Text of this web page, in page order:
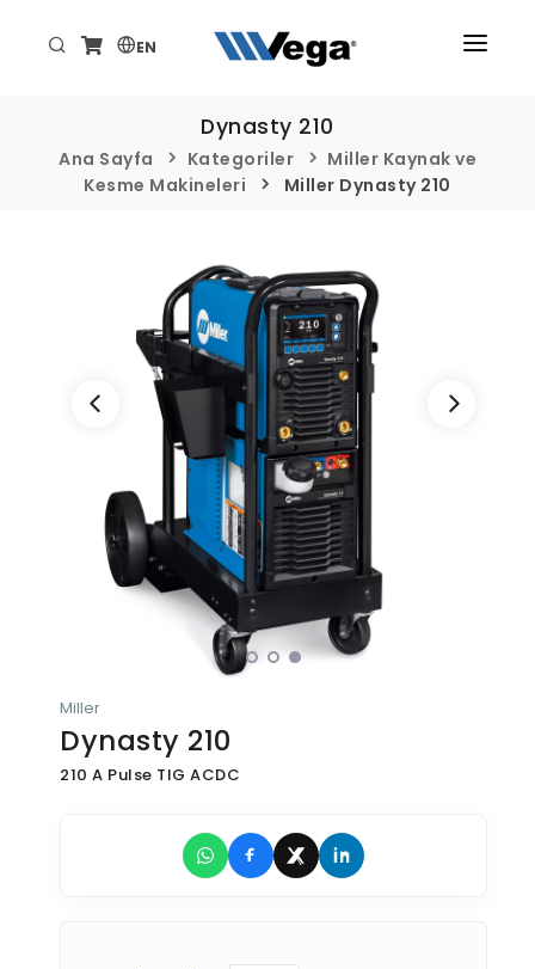
EN
ÜRÜNLER
HABER VE ETKİNLİKLER
Dynasty 210
Ana Sayfa Kategoriler
Miller Kaynak ve
Kesme Makineleri
Miller Dynasty 210
Miller
Dynasty 210
210 A Pulse TIG ACDC